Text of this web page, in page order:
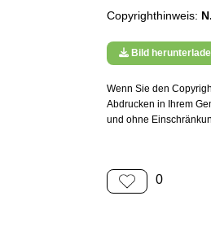
Copyrighthinweis:
Bild
Wenn Sie den
Abdrucken in Ihrem
und ohne
0